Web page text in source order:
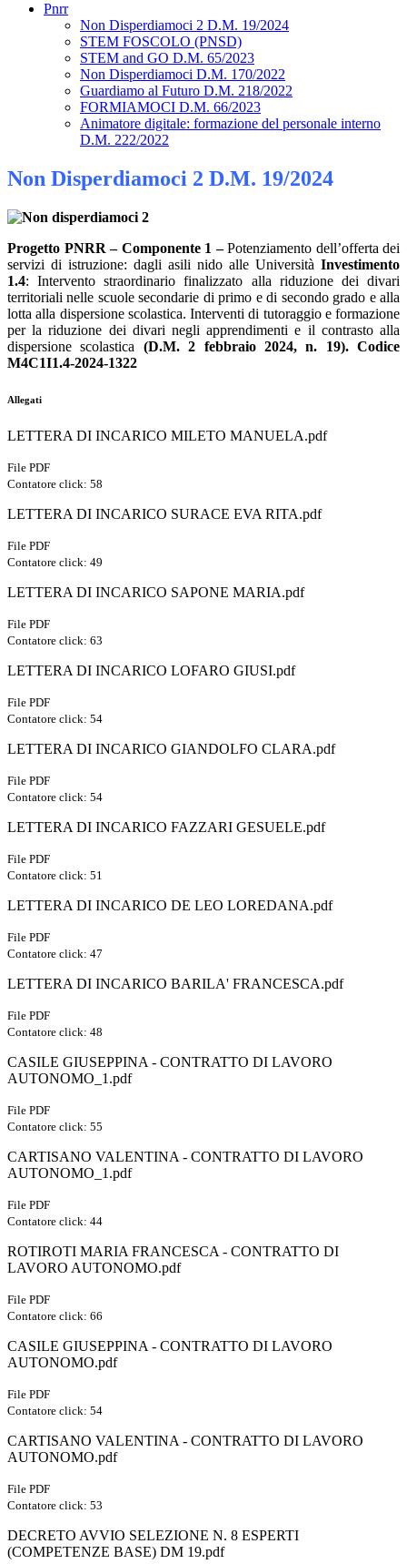
Pnrr
Non Disperdiamoci 2 D.M. 19/2024
STEM FOSCOLO (PNSD)
STEM and GO D.M. 65/2023
Non Disperdiamoci D.M. 170/2022
Guardiamo al Futuro D.M. 218/2022
FORMIAMOCI D.M. 66/2023
Animatore digitale: formazione del personale interno
D.M. 222/2022
Non Disperdiamoci 2 D.M. 19/2024
Progetto PNRR – Componente 1–Potenziamento dell’offerta dei
servizi di istruzione: dagli asili nido alle Università Investimento
1.4: Intervento straordinario finalizzato alla riduzione dei divari
territoriali nelle scuole secondarie di primo e di secondo grado e alla
lotta alla dispersione scolastica. Interventi di tutoraggio e formazione
per la riduzione dei divari negli apprendimenti e il contrasto alla
dispersione scolastica (D.M. 2 febbraio 2024, n. 19). Codice
M4C1I1.4-2024-1322
Allegati
LETTERA DI INCARICO MILETO MANUELA.pdf
File PDF
Contatore click: 58
LETTERA DI INCARICO SURACE EVA RITA.pdf
File PDF
Contatore click: 49
LETTERA DI INCARICO SAPONE MARIA.pdf
File PDF
Contatore click: 63
LETTERA DI INCARICO LOFARO GIUSI.pdf
File PDF
Contatore click: 54
LETTERA DI INCARICO GIANDOLFO CLARA.pdf
File PDF
Contatore click: 54
LETTERA DI INCARICO FAZZARI GESUELE.pdf
File PDF
Contatore click: 51
LETTERA DI INCARICO DE LEO LOREDANA.pdf
File PDF
Contatore click: 47
LETTERA DI INCARICO BARILA' FRANCESCA.pdf
File PDF
Contatore click: 48
CASILE GIUSEPPINA - CONTRATTO DI LAVORO
AUTONOMO_1.pdf
File PDF
Contatore click: 55
CARTISANO VALENTINA - CONTRATTO DI LAVORO
AUTONOMO_1.pdf
File PDF
Contatore click: 44
ROTIROTI MARIA FRANCESCA - CONTRATTO DI
LAVORO AUTONOMO.pdf
File PDF
Contatore click: 66
CASILE GIUSEPPINA - CONTRATTO DI LAVORO
AUTONOMO.pdf
File PDF
Contatore click: 54
CARTISANO VALENTINA - CONTRATTO DI LAVORO
AUTONOMO.pdf
File PDF
Contatore click: 53
DECRETO AVVIO SELEZIONE N. 8 ESPERTI
(COMPETENZE BASE) DM 19.pdf